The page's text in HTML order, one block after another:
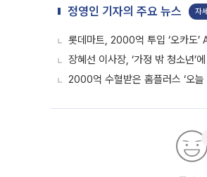
정영인 기자의 주요 뉴스 자
롯데마트, 2000억 투입 ‘오카도’
장혜선 이사장, ‘가정 밖 청소년’
2000억 수혈받은 홈플러스 ‘오늘